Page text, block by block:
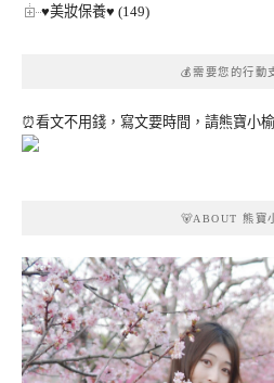
♥美妝保養♥ (149)
💰需要您的行動
⏰看文不用錢，寫文要時間，請熊寶小
🐻ABOUT 熊寶